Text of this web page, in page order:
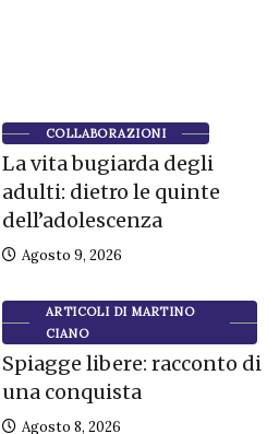
COLLABORAZIONI
La vita bugiarda degli
adulti: dietro le quinte
dell’adolescenza
Agosto 9, 2026
ARTICOLI DI MARTINO
CIANO
Spiagge libere: racconto di
una conquista
Agosto 8, 2026